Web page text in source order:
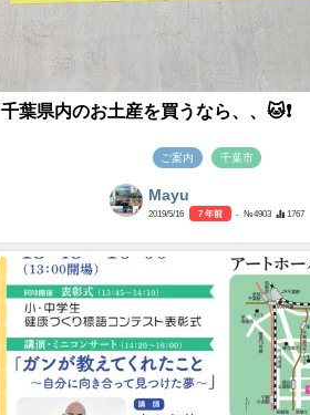
千葉県内のお土産を買うなら、、🐱❗️
ご案内 千葉市
Mayu
2019/5/16 7 年前 - №4903 1767